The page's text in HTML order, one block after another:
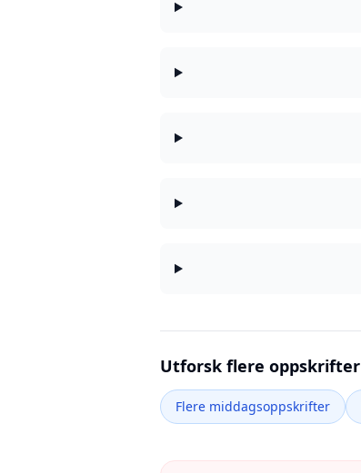
Utforsk flere oppskrifter
Flere middagsoppskrifter